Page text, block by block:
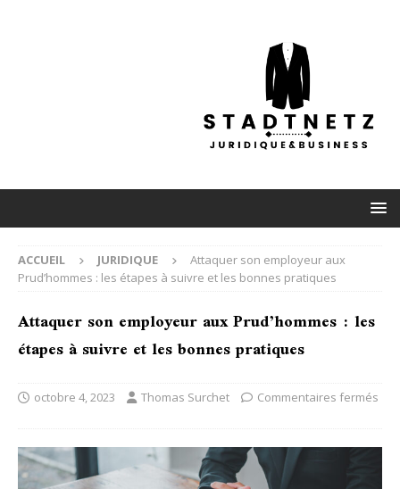
ACCUEIL JURIDIQUE
Attaquer son employeur aux
Prud’hommes : les étapes à suivre et les bonnes pratiques
Attaquer son employeur aux Prud’hommes : les
étapes à suivre et les bonnes pratiques
octobre 4, 2023 Thomas Surchet Commentaires fermés